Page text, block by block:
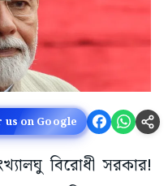
on Google
বিরোধী সরকার!